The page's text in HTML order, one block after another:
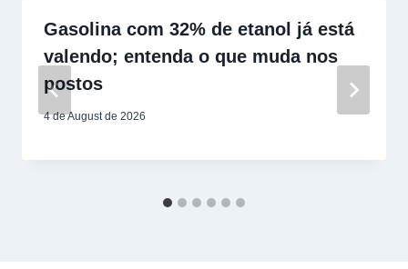
Gasolina com 32% de etanol já está
valendo; entenda o que muda nos
postos
4 de August de 2026